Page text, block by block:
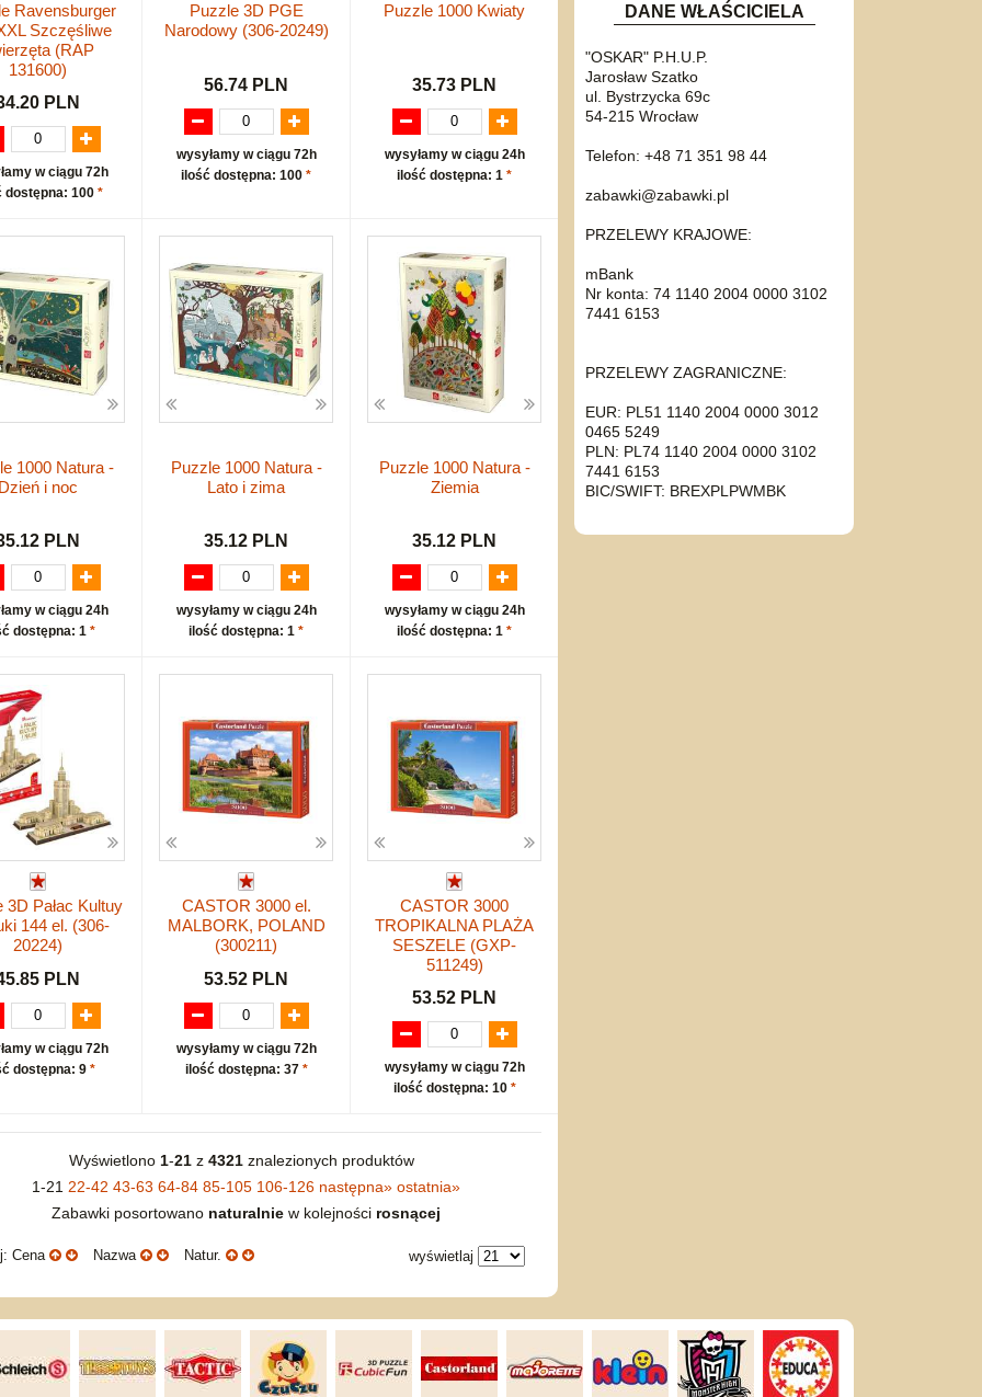
Ravensburger
Szczęśliwe
(RAP
131600)
PLN
w ciągu 72h
dostępna: 100 *
Puzzle 3D PGE
Narodowy (306-20249)
56.74 PLN
wysyłamy w ciągu 72h
ilość dostępna: 100 *
Puzzle 1000 Kwiaty
35.73 PLN
wysyłamy w ciągu 24h
ilość dostępna: 1 *
1000 Natura -
Dzień i noc
PLN
w ciągu 24h
dostępna: 1 *
Puzzle 1000 Natura -
Lato i zima
35.12 PLN
wysyłamy w ciągu 24h
ilość dostępna: 1 *
Puzzle 1000 Natura -
Ziemia
35.12 PLN
wysyłamy w ciągu 24h
ilość dostępna: 1 *
3D Pałac Kultuy
144 el. (306-
20224)
PLN
w ciągu 72h
dostępna: 9 *
CASTOR 3000 el.
MALBORK, POLAND
(300211)
53.52 PLN
wysyłamy w ciągu 72h
ilość dostępna: 37 *
CASTOR 3000
TROPIKALNA PLAŻA
SESZELE (GXP-
511249)
53.52 PLN
wysyłamy w ciągu 72h
ilość dostępna: 10 *
Wyświetlono 1-21z 4321znalezionych produktów
1-21 22-42 43-63 64-84 85-105 106-126 następna» ostatnia»
Zabawki posortowano naturalniew kolejności rosnącej
Cena Nazwa Natur. wyświetlaj
DANE WŁAŚCICIELA
"OSKAR" P.H.U.P.
Jarosław Szatko
ul. Bystrzycka 69c
54-215 Wrocław
Telefon: +48 71 351 98 44
zabawki@zabawki.pl
PRZELEWY KRAJOWE:
mBank
Nr konta: 74 1140 2004 0000 3102
7441 6153
PRZELEWY ZAGRANICZNE:
EUR: PL51 1140 2004 0000 3012
0465 5249
PLN: PL74 1140 2004 0000 3102
7441 6153
BIC/SWIFT: BREXPLPWMBK